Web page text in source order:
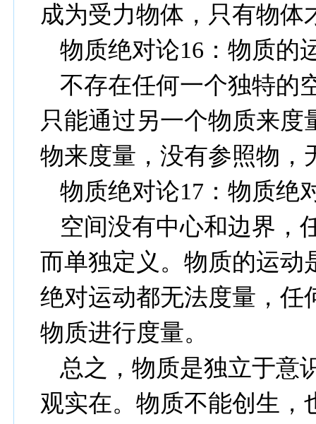
成为受力物体，只有物体
物质绝对论16 ：物质的
不存在任何一个独特的
只能通过另一个物质来
物来度量，没有参照物，
物质绝对论17 ：物质绝
空间没有中心和边界，
而单独定义。物质的运动
绝对运动都无法度量，任
物质进行度量。
总之，物质是独立于意
观实在。物质不能创生，